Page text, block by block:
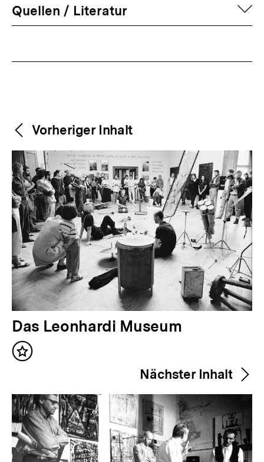
Quellen / Literatur
Weitere
Inhalte
Content-
Navigation
Vorheriger Inhalt
V
o
r
e
r
i
g
Das Leonhardi Museum
Inhalt
Nächster Inhalt